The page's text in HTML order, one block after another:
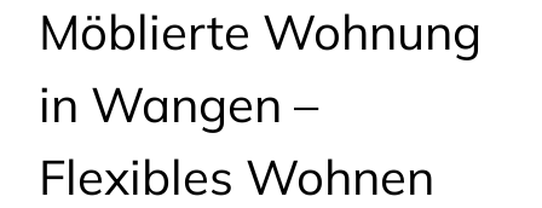
Möblierte Wohnung
in Wangen –
Flexibles Wohnen